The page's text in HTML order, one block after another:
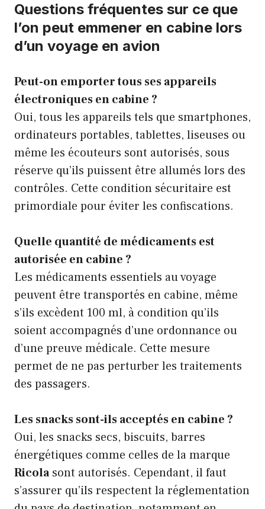
Questions fréquentes sur ce que
l’on peut emmener en cabine lors
d’un voyage en avion
Peut-on emporter tous ses appareils
électroniques en cabine ?
Oui, tous les appareils tels que smartphones,
ordinateurs portables, tablettes, liseuses ou
même les écouteurs sont autorisés, sous
réserve qu’ils puissent être allumés lors des
contrôles. Cette condition sécuritaire est
primordiale pour éviter les confiscations.
Quelle quantité de médicaments est
autorisée en cabine ?
Les médicaments essentiels au voyage
peuvent être transportés en cabine, même
s’ils excèdent 100 ml, à condition qu’ils
soient accompagnés d’une ordonnance ou
d’une preuve médicale. Cette mesure
permet de ne pas perturber les traitements
des passagers.
Les snacks sont-ils acceptés en cabine ?
Oui, les snacks secs, biscuits, barres
énergétiques comme celles de la marque
Ricolasont autorisés. Cependant, il faut
s’assurer qu’ils respectent la réglementation